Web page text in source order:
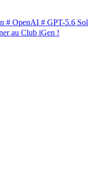
# OpenAI # GPT-5.6 Sol
au Club iGen !